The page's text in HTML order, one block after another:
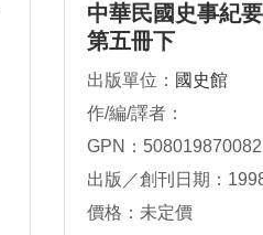
中華民國史事紀
第五冊下
出版單位： 國史館
作/編/譯者：
GPN：508019870082
出版／創刊日期：
價格：未定價